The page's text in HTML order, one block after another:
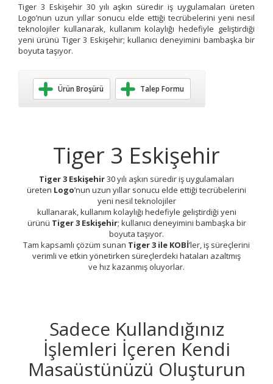
Tiger 3 Eskişehir 30 yılı aşkın süredir iş uygulamaları üreten
Logo’nun uzun yıllar sonucu elde ettiği tecrübelerini yeni nesil
teknolojiler kullanarak, kullanım kolaylığı hedefiyle geliştirdiği
yeni ürünü Tiger 3 Eskişehir; kullanıcı deneyimini bambaşka bir
boyuta taşıyor.
Ürün Broşürü Talep Formu
Tiger 3 Eskişehir
Tiger 3 Eskişehir30 yılı aşkın süredir iş uygulamaları
üreten Logo’nun uzun yıllar sonucu elde ettiği tecrübelerini
yeni nesil teknolojiler
kullanarak, kullanım kolaylığı hedefiyle geliştirdiği yeni
ürünü Tiger 3 Eskişehir; kullanıcı deneyimini bambaşka bir
boyuta taşıyor.
Tam kapsamlı çözüm sunan Tiger 3 ile KOBİ’ler, iş süreçlerini
verimli ve etkin yönetirken süreçlerdeki hataları azaltmış
ve hız kazanmış oluyorlar.
Sadece Kullandığınız
İşlemleri İçeren Kendi
Masaüstünüzü Oluşturun